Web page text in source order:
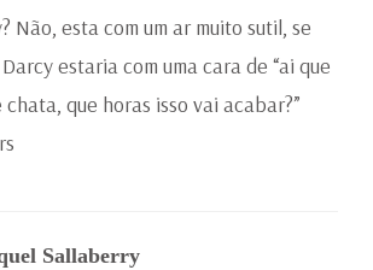
Não, esta com um ar muito sutil, se
estaria com uma cara de “ai que
que horas isso vai acabar?”
Sallaberry